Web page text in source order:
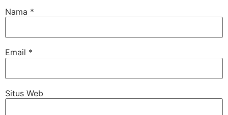
Nama *
Email *
Situs Web